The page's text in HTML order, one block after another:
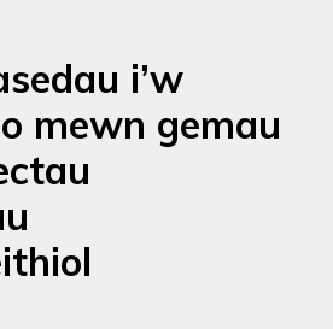
i’w
mewn gemau